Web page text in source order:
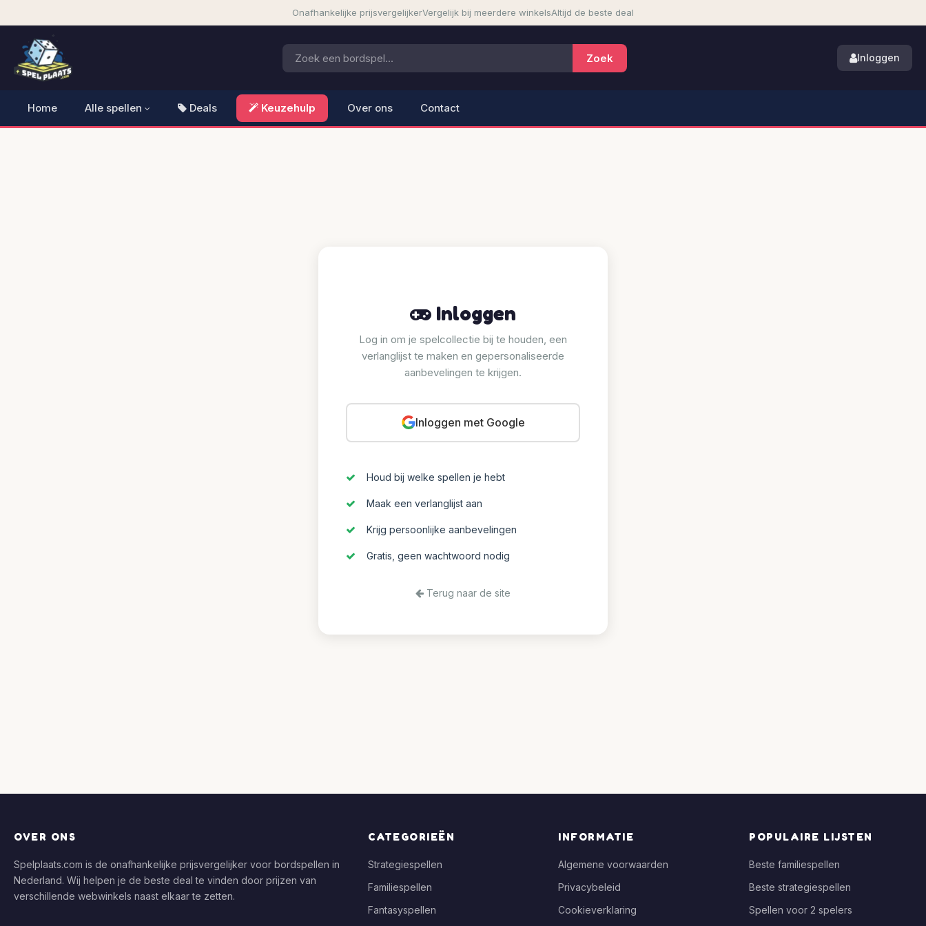
Onafhankelijke prijsvergelijkerVergelijk bij meerdere winkelsAltijd de beste deal
Inloggen
Home Alle spellen Deals Keuzehulp Over ons Contact
Inloggen
Log in om je spelcollectie bij te houden, een
verlanglijst te maken en gepersonaliseerde
aanbevelingen te krijgen.
Inloggen met Google
Houd bij welke spellen je hebt
Maak een verlanglijst aan
Krijg persoonlijke aanbevelingen
Gratis, geen wachtwoord nodig
Terug naar de site
OVER ONS
Spelplaats.com is de onafhankelijke prijsvergelijker voor bordspellen in
Nederland. Wij helpen je de beste deal te vinden door prijzen van
verschillende webwinkels naast elkaar te zetten.
CATEGORIEËN
Strategiespellen
Familiespellen
Fantasyspellen
INFORMATIE
Algemene voorwaarden
Privacybeleid
Cookieverklaring
POPULAIRE LIJSTEN
Beste familiespellen
Beste strategiespellen
Spellen voor 2 spelers